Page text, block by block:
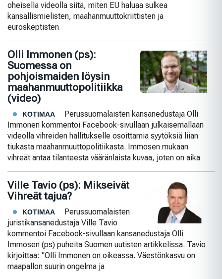
oheisella videolla siitä, miten EU haluaa sulkea
kansallismielisten, maahanmuuttokriittisten ja
euroskeptisten
Olli Immonen (ps):
Suomessa on
pohjoismaiden löysin
maahanmuuttopolitiikka
(video)
KOTIMAA
Perussuomalaisten kansanedustaja Olli
Immonen kommentoi Facebook-sivullaan julkaisemallaan
videolla vihreiden hallitukselle osoittamia syytöksiä liian
tiukasta maahanmuuttopolitiikasta. Immosen mukaan
vihreät antaa tilanteesta vääränlaista kuvaa, joten on aika
Ville Tavio (ps): Mikseivät
Vihreät tajua?
KOTIMAA
Perussuomalaisten
juristikansanedustaja Ville Tavio
kommentoi Facebook-sivullaan kansanedustaja Olli
Immosen (ps) puheita Suomen uutisten artikkelissa. Tavio
kirjoittaa: "Olli Immonen on oikeassa. Väestönkasvu on
maapallon suurin ongelma ja